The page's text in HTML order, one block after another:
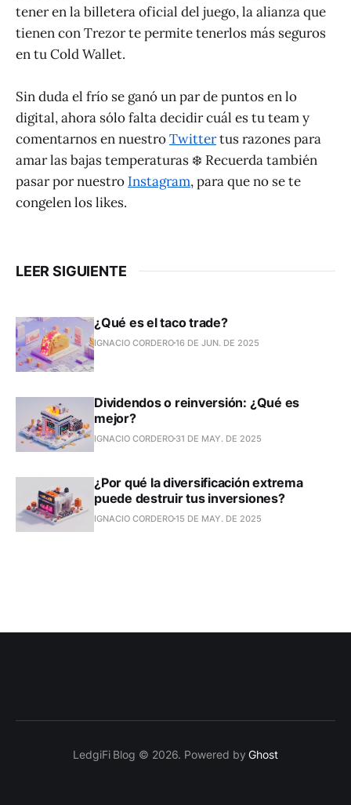
tener en la billetera oficial del juego, la alianza que
tienen con Trezor te permite tenerlos más seguros
en tu Cold Wallet.
Sin duda el frío se ganó un par de puntos en lo
digital, ahora sólo falta decidir cuál es tu team y
comentarnos en nuestroTwittertus razones para
amar las bajas temperaturas ❄️ Recuerda también
pasar por nuestro Instagram, para que no se te
congelen los likes.
LEER SIGUIENTE
¿Qué es el taco trade?
IGNACIO CORDERO16 DE JUN. DE 2025
Dividendos o reinversión: ¿Qué es
mejor?
IGNACIO CORDERO 31 DE MAY. DE 2025
¿Por qué la diversificación extrema
puede destruir tus inversiones?
IGNACIO CORDERO15 DE MAY. DE 2025
LedgiFi Blog © 2026. Powered byGhost